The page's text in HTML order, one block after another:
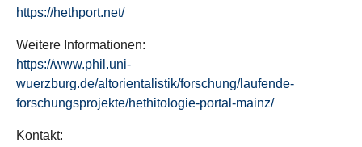
https://hethport.net/
Weitere Informationen:
https://www.phil.uni-
wuerzburg.de/altorientalistik/forschung/laufende-
forschungsprojekte/hethitologie-portal-mainz/
Kontakt: